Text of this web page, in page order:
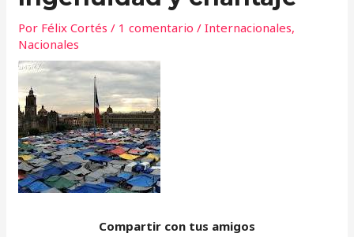
Por Félix Cortés/ 1 comentario /Internacionales,
Nacionales
Compartir con tus amigos